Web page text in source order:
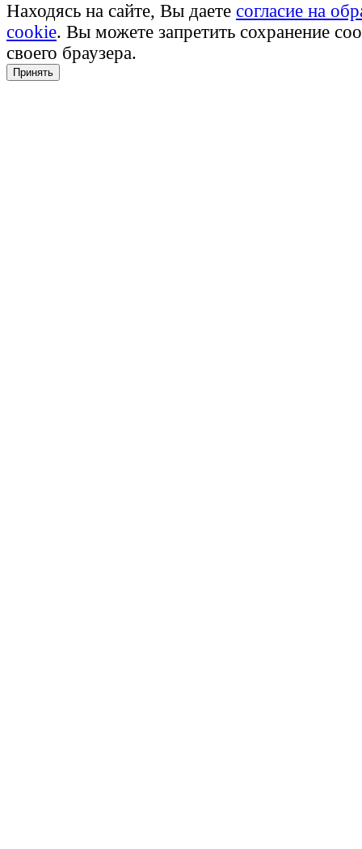
Находясь на сайте, Вы даете согласие на
cookie. Вы можете запретить сохранение
своего браузера.
Принять